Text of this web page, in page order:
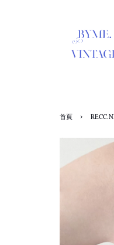
首頁 ›